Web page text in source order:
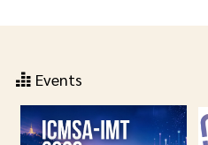
Events